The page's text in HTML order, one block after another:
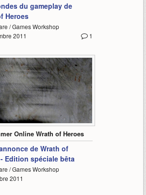
du gameplay de
Heroes
/ Games Workshop
1
2011
1:05
Online Wrath of Heroes
de Wrath of
Edition spéciale bêta
/ Games Workshop
2011